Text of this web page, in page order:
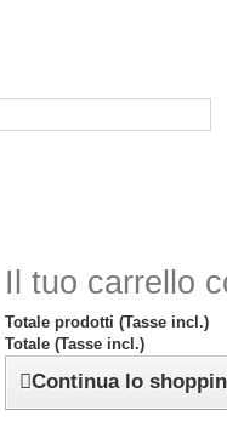
Il tuo carrello
Totale prodotti (Tasse incl.)
Totale (Tasse incl.)
Continua lo